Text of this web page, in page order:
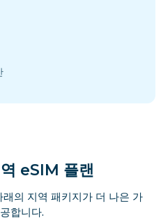
eSIM 플랜
의 지역 패키지가 더 나은 가
합니다.